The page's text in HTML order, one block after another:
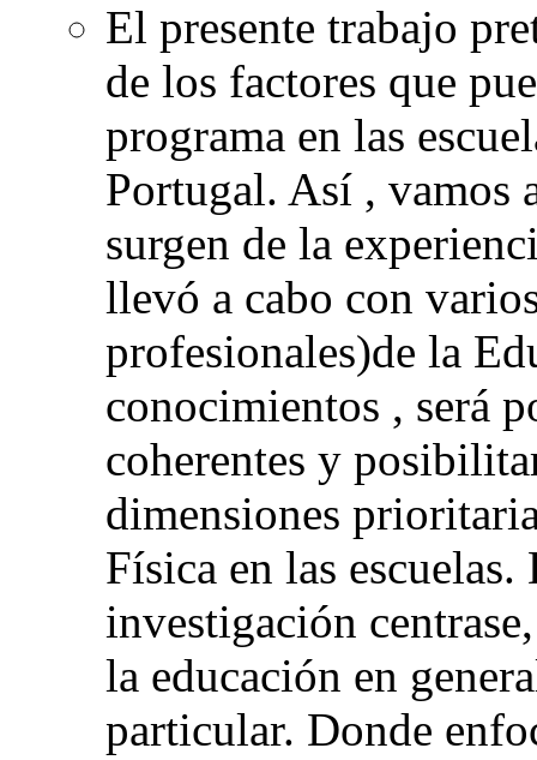
El presente trabajo
de los factores que
programa en las
Portugal. Así , vamos
surgen de la
llevó a cabo con
profesionales)de la
conocimientos , será
coherentes y
dimensiones
Física en las
investigación
la educación en
particular. Donde